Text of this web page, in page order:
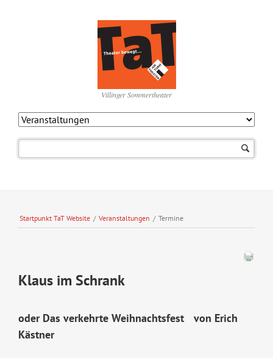
Villinger Sommertheater
Startpunkt TaT Website / Veranstaltungen / Termine
Klaus im Schrank
oder Das verkehrte Weihnachtsfest von Erich
Kästner